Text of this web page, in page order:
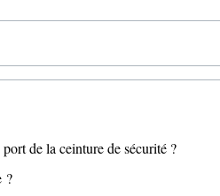
de la ceinture de sécurité ?
?